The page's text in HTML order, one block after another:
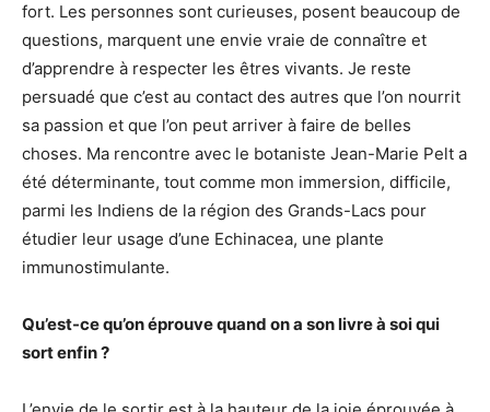
fort. Les personnes sont curieuses, posent beaucoup de
questions, marquent une envie vraie de connaître et
d’apprendre à respecter les êtres vivants. Je reste
persuadé que c’est au contact des autres que l’on nourrit
sa passion et que l’on peut arriver à faire de belles
choses. Ma rencontre avec le botaniste Jean-Marie Pelt a
été déterminante, tout comme mon immersion, difficile,
parmi les Indiens de la région des Grands-Lacs pour
étudier leur usage d’une Echinacea, une plante
immunostimulante.
Qu’est-ce qu’on éprouve quand on a son livre à soi qui
sort enfin ?